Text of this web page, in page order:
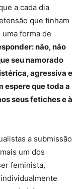
a cada dia
que tinham
forma de
não, não
seu namorado
agressiva e
espere que toda a
seus fetiches e à
a submissão
um dos
feminista,